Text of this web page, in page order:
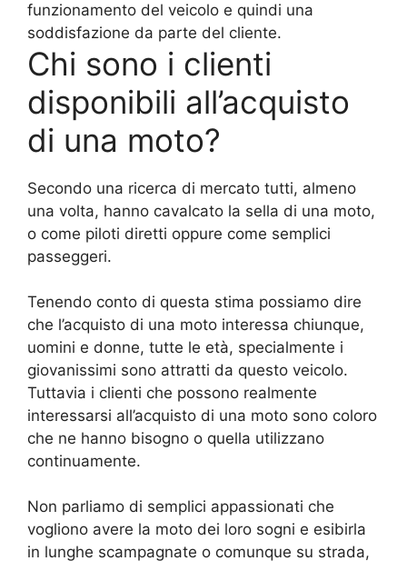
funzionamento del veicolo e quindi una
soddisfazione da parte del cliente.
Chi sono i clienti
disponibili all’acquisto
di una moto?
Secondo una ricerca di mercato tutti, almeno
una volta, hanno cavalcato la sella di una moto,
o come piloti diretti oppure come semplici
passeggeri.
Tenendo conto di questa stima possiamo dire
che l’acquisto di una moto interessa chiunque,
uomini e donne, tutte le età, specialmente i
giovanissimi sono attratti da questo veicolo.
Tuttavia i clienti che possono realmente
interessarsi all’acquisto di una moto sono coloro
che ne hanno bisogno o quella utilizzano
continuamente.
Non parliamo di semplici appassionati che
vogliono avere la moto dei loro sogni e esibirla
in lunghe scampagnate o comunque su strada,